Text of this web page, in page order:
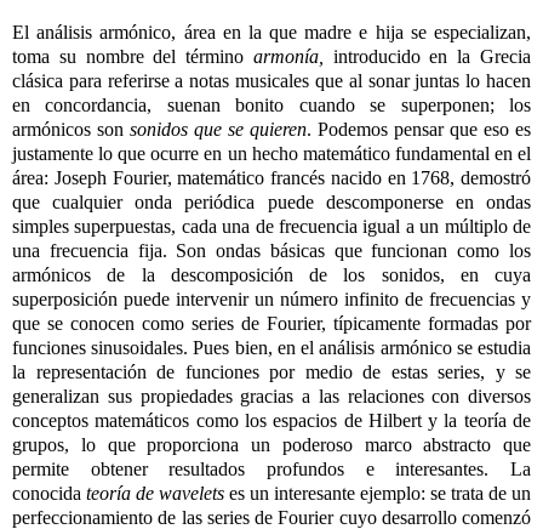
El análisis armónico, área en la que madre e hija se especializan,
toma su nombre del término armonía, introducido en la Grecia
clásica para referirse a notas musicales que al sonar juntas lo hacen
en concordancia, suenan bonito cuando se superponen; los
armónicos son sonidos que se quieren. Podemos pensar que eso es
justamente lo que ocurre en un hecho matemático fundamental en el
área: Joseph Fourier, matemático francés nacido en 1768, demostró
que cualquier onda periódica puede descomponerse en ondas
simples superpuestas, cada una de frecuencia igual a un múltiplo de
una frecuencia fija. Son ondas básicas que funcionan como los
armónicos de la descomposición de los sonidos, en cuya
superposición puede intervenir un número infinito de frecuencias y
que se conocen como series de Fourier, típicamente formadas por
funciones sinusoidales. Pues bien, en el análisis armónico se estudia
la representación de funciones por medio de estas series, y se
generalizan sus propiedades gracias a las relacionescon diversos
conceptos matemáticos como los espacios de Hilbert y la teoría de
grupos, lo que proporciona un poderoso marco abstracto que
permite obtener resultados profundos e interesantes. La
conocida teoría de wavelets es un interesante ejemplo: se trata de un
perfeccionamiento de las series de Fourier cuyo desarrollo comenzó